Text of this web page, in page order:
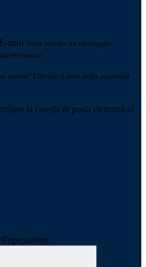
E-mail Verrà inviato un messaggio
necessarie.
utente? Effettua il reset della password
la casella di posta elettronica!